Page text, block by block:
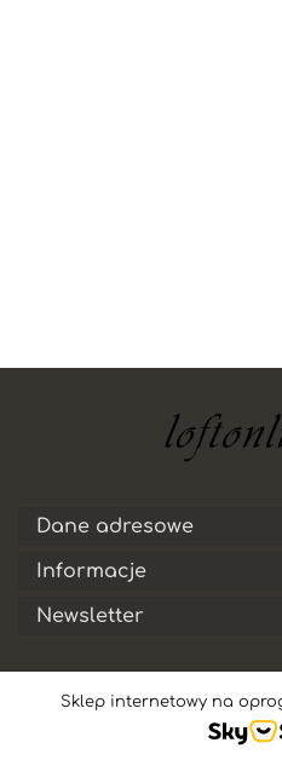
Dane adresowe
Informacje
Newsletter
Sklep internetowy na